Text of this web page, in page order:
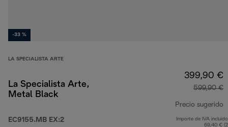
-33 %
LA SPECIALISTA ARTE
La Specialista Arte,
Metal Black
EC9155.MB EX:2
399,90 €
599,90 €
Precio sugerido
Importe de IVA
69,40 €